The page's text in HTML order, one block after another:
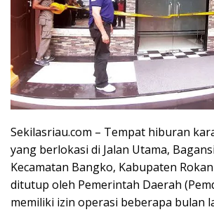
Sekilasriau.com – Tempat hiburan
yang berlokasi di Jalan Utama,
Kecamatan Bangko, Kabupaten
ditutup oleh Pemerintah Daerah
memiliki izin operasi beberapa bulan